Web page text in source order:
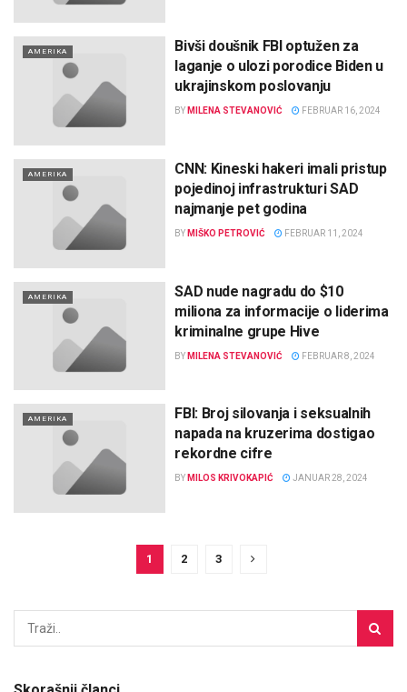
AMERIKA
Bivši doušnik FBI optužen za
laganje o ulozi porodice Biden u
ukrajinskom poslovanju
BY MILENA STEVANOVIĆ FEBRUAR 16, 2024
AMERIKA
CNN: Kineski hakeri imali pristup
pojedinoj infrastrukturi SAD
najmanje pet godina
BY MIŠKO PETROVIĆ FEBRUAR 11, 2024
AMERIKA
SAD nude nagradu do $10
miliona za informacije o liderima
kriminalne grupe Hive
BY MILENA STEVANOVIĆ FEBRUAR 8, 2024
AMERIKA
FBI: Broj silovanja i seksualnih
napada na kruzerima dostigao
rekordne cifre
BY MILOS KRIVOKAPIĆ JANUAR 28, 2024
1 2 3